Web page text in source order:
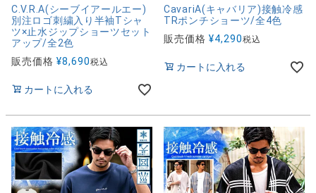
C.V.R.A(シーブイアールエー)
別注ロゴ刺繍入り半袖Tシャ
ツ×止水ジップショーツセット
アップ/全2色
販売価格 ¥8,690税込
カートに入れる
CavariA(キャバリア)接触冷感
TRポンチショーツ/全4色
販売価格 ¥4,290税込
カートに入れる